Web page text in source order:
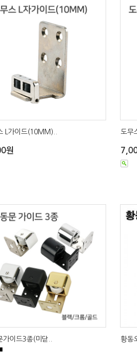
L가이드(10MM)..
원
도무
가이드3종(미닫.. 황동